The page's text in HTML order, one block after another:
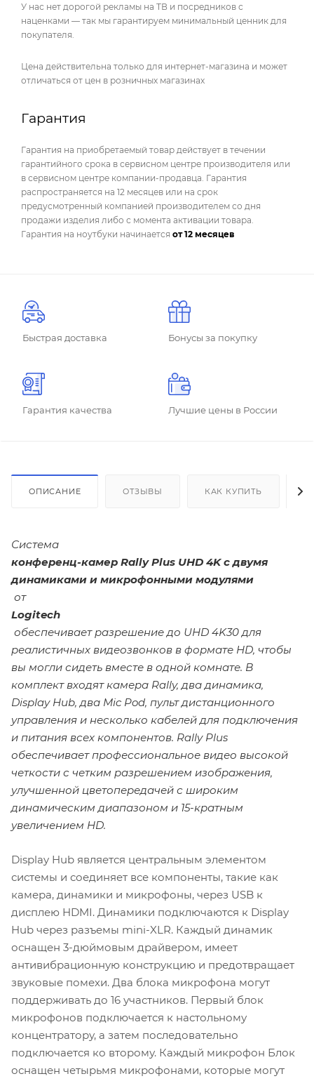
У нас нет дорогой рекламы на ТВ и посредников с
наценками — так мы гарантируем минимальный ценник для
покупателя.
Цена действительна только для интернет-магазина и может
отличаться от цен в розничных магазинах
Гарантия
Гарантия на приобретаемый товар действует в течении
гарантийного срока в сервисном центре производителя или
в сервисном центре компании-продавца. Гарантия
распространяется на 12 месяцев или на срок
предусмотренный компанией производителем со дня
продажи изделия либо с момента активации товара.
Гарантия на ноутбуки начинается от 12 месяцев
Быстрая доставка Бонусы за покупку
Гарантия качества Лучшие цены в России
ОПИСАНИЕ ОТЗЫВЫ КАК КУПИТЬ
Система
конференц-камер Rally Plus UHD 4K с двумя
динамиками и микрофонными модулями
от
Logitech
обеспечивает разрешение до UHD 4K30 для
реалистичных видеозвонков в формате HD, чтобы
вы могли сидеть вместе в одной комнате. В
комплект входят камера Rally, два динамика,
Display Hub, два Mic Pod, пульт дистанционного
управления и несколько кабелей для подключения
и питания всех компонентов. Rally Plus
обеспечивает профессиональное видео высокой
четкости с четким разрешением изображения,
улучшенной цветопередачей с широким
динамическим диапазоном и 15-кратным
увеличением HD.
Display Hub является центральным элементом
системы и соединяет все компоненты, такие как
камера, динамики и микрофоны, через USB к
дисплею HDMI. Динамики подключаются к Display
Hub через разъемы mini-XLR. Каждый динамик
оснащен 3-дюймовым драйвером, имеет
антивибрационную конструкцию и предотвращает
звуковые помехи. Два блока микрофона могут
поддерживать до 16 участников. Первый блок
микрофонов подключается к настольному
концентратору, а затем последовательно
подключается ко второму. Каждый микрофон Блок
оснащен четырьмя микрофонами, которые могут